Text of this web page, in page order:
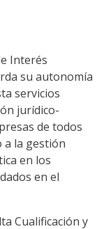
Interés
su autonomía
servicios
jurídico-
de todos
a la gestión
en los
en el
Cualificación y